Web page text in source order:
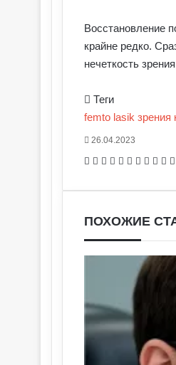
Восстановление
крайне редко.
нечеткость
Теги
femto lasik зрения
26.04.2023
Facebook
X Pinterest
Вконтакте
Messenger
ПОХОЖИЕ